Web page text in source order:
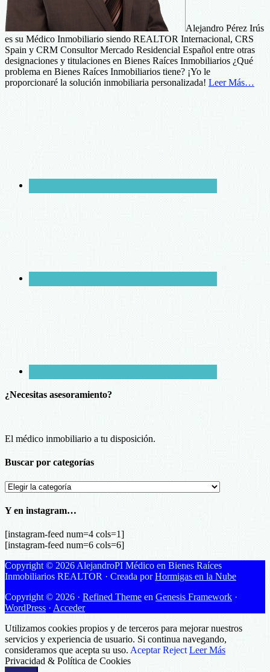
Alejandro Pérez Irús
es su Médico Inmobiliario siendo REALTOR Internacional, CRS
Spain y CRM Consultor Mercado Residencial Español entre otras
designaciones y titulaciones en Bienes Raíces Inmobiliarios ¿Qué
problema en Bienes Raíces Inmobiliarios tiene? ¡Yo le
proporcionaré la solución inmobiliaria personalizada! Leer Más…
¿Necesitas asesoramiento?
El médico inmobiliario a tu disposición.
Buscar por categorías
Buscar
categorías
Y en instagram…
[instagram-feed num=4 cols=1]
[instagram-feed num=6 cols=6]
Copyright © 2026 AlejandroPI Médico en Bienes Raíces
Inmobiliarios REALTOR · Creada porHormigas en la Nube
Copyright © 2026 · Refined Theme en Genesis Framework ·
WordPress · Acceder
Utilizamos cookies propios y de terceros para mejorar nuestros
servicios y experiencia de usuario. Si continua navegando,
consideramos que acepta su uso. Aceptar Reject Leer Más
Privacidad & Política de Cookies